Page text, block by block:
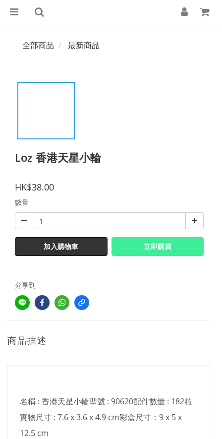
全部商品 最新商品
Loz 香港天星小輪
HK$38.00
數量
加入購物車 立即購買
分享到
商品描述
名稱 : 香港天星小輪型號 : 90620配件數量 : 182粒
實物尺寸 : 7.6 x 3.6 x 4.9 cm彩盒尺寸：9 x 5 x
12.5 cm